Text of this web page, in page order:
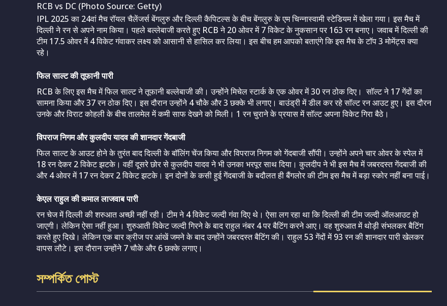
RCB vs DC (Photo Source: Getty)
IPL 2025 का 24वां मैच रॉयल चैलेंजर्स बेंगलुरु और दिल्ली कैपिटल्स के बीच बेंगलुरु के एम चिन्नास्वामी स्टेडियम में खेला गया। इस मैच में
दिल्ली ने रन से अपने नाम किया। पहले बल्लेबाजी करते हुए RCB ने 20 ओवर में 7 विकेट के नुकसान पर 163 रन बनाए। जवाब में दिल्ली की
टीम 17.5 ओवर में 4 विकेट गंवाकर लक्ष्य को आसानी से हासिल कर लिया। इस बीच हम आपको बताएंगे कि इस मैच के टॉप 3 मोमेंट्स क्या
रहे।
फिल साल्ट की तूफानी पारी
RCB के लिए इस मैच में फिल साल्ट ने तूफानी बल्लेबाजी की। उन्होंने मिचेल स्टार्क के एक ओवर में 30 रन ठोक दिए। सॉल्‍ट ने 17 गेंदों का
सामना किया और 37 रन ठोक दिए। इस दौरान उन्‍होंने 4 चौके और 3 छक्‍के भी लगाए। बाउंड्री में डील कर रहे सॉल्‍ट रन आउट हुए। इस दौरन
उनके और विराट कोहली के बीच तालमेल में कमी साफ देखने को मिली। 1 रन चुराने के प्रयास में सॉल्‍ट अपना विकेट गिरा बैठे।
विपराज निगम और कुलदीप यादव की शानदार गेंदबाजी
फिल साल्ट के आउट होने के तुरंत बाद दिल्ली के बॉलिंग चेंज किया और विपराज निगम को गेंदबाजी सौंपी। उन्होंने अपने चार ओवर के स्पेल में
18 रन देकर 2 विकेट झटके। वहीं दूसरे छोर से कुलदीप यादव ने भी उनका भरपूर साथ दिया। कुलदीप ने भी इस मैच में जबरदस्त गेंदबाजी की
और 4 ओवर में 17 रन देकर 2 विकेट झटके। इन दोनों के कसी हुई गेंदबाजी के बदौलत ही बैंगलोर की टीम इस मैच में बड़ा स्कोर नहीं बना पाई।
केएल राहुल की कमाल लाजवाब पारी
रन चेज में दिल्ली की शरुआत अच्छी नहीं रही। टीम ने 4 विकेट जल्दी गंवा दिए थे। ऐसा लग रहा था कि दिल्ली की टीम जल्दी ऑलआउट हो
जाएगी। लेकिन ऐसा नहीं हुआ। शुरुआती विकेट जल्दी गिरने के बाद राहुल नंबर 4 पर बैटिंग करने आए। वह शुरुआत में थोड़ी संभलकर बैटिंग
करते हुए दिखे। लेकिन एक बार क्रीज पर आंखें जमने के बाद उन्होंने जबरदस्त बैटिंग की। राहुल 53 गेंदों में 93 रन की शानदार पारी खेलकर
वापस लौटे। इस दौरान उन्होंने 7 चौके और 6 छक्के लगाए।
সম্পর্কিত পোস্ট